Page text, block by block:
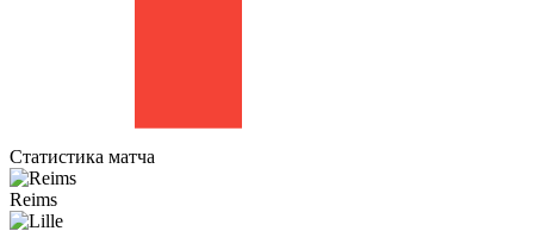
Статистика матча
Reims